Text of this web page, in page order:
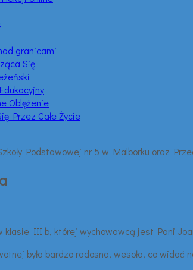
granicami
Się
Oblężenie
Przez Całe Życie
klasie III b, której wychowawcą jest Pani
była bardzo radosna, wesoła, co widać